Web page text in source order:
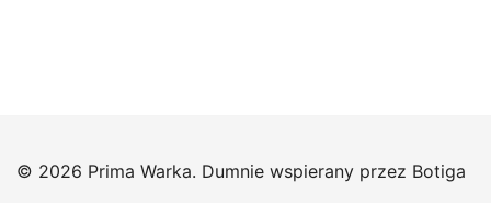
© 2026 Prima Warka. Dumnie wspierany przez Botiga